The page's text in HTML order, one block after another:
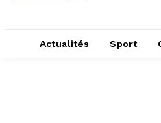
Actualités Sport